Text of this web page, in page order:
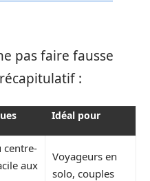
pas faire fausse
:
Idéal pour
centre-
aux
Voyageurs en
solo, couples